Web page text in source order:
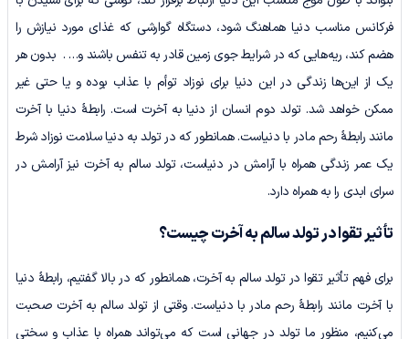
فرکانس مناسب دنیا هماهنگ شود، دستگاه گوارشی که غذای مورد نیازش را
هضم کند، ریه‌هایی که در شرایط جوی زمین قادر به تنفس باشند و… . بدون هر
یک از این‌ها زندگی در این دنیا برای نوزاد توأم با عذاب بوده و یا حتی غیر
ممکن خواهد شد. تولد دوم انسان از دنیا به آخرت است. رابطۀ دنیا با آخرت
مانند رابطۀ رحم مادر با دنیاست. همانطور که در تولد به دنیا سلامت نوزاد شرط
یک عمر زندگی همراه با آرامش در دنیاست، تولد سالم به آخرت نیز آرامش در
سرای ابدی را به همراه دارد.
تأثیر تقوا در تولد سالم به آخرت چیست؟
برای فهم تأثیر تقوا در تولد سالم به آخرت، همانطور که در بالا گفتیم، رابطۀ دنیا
با آخرت مانند رابطۀ رحم مادر با دنیاست. وقتی از تولد سالم به آخرت صحبت
می‌کنیم، منظور ما تولد در جهانی­ است که می‌تواند همراه با عذاب و سختی